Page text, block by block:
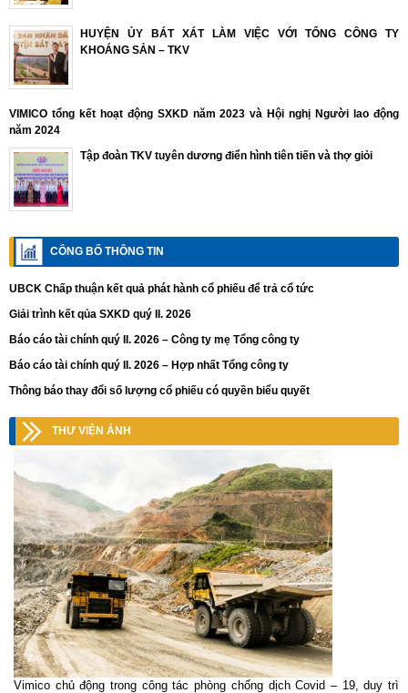
HUYỆN ỦY BÁT XÁT LÀM VIỆC VỚI TỔNG CÔNG TY
KHOÁNG SẢN – TKV
VIMICO tổng kết hoạt động SXKD năm 2023 và Hội nghị Người lao động
năm 2024
Tập đoàn TKV tuyên dương điển hình tiên tiến và thợ giỏi
CÔNG BỐ THÔNG TIN
UBCK Chấp thuận kết quả phát hành cổ phiếu để trả cổ tức
Giải trình kết qủa SXKD quý II. 2026
Báo cáo tài chính quý II. 2026 – Công ty mẹ Tổng công ty
Báo cáo tài chính quý II. 2026 – Hợp nhất Tổng công ty
Thông báo thay đổi số lượng cổ phiếu có quyền biểu quyết
THƯ VIỆN ẢNH
Vimico chủ động trong công tác phòng chống dịch Covid – 19, duy trì